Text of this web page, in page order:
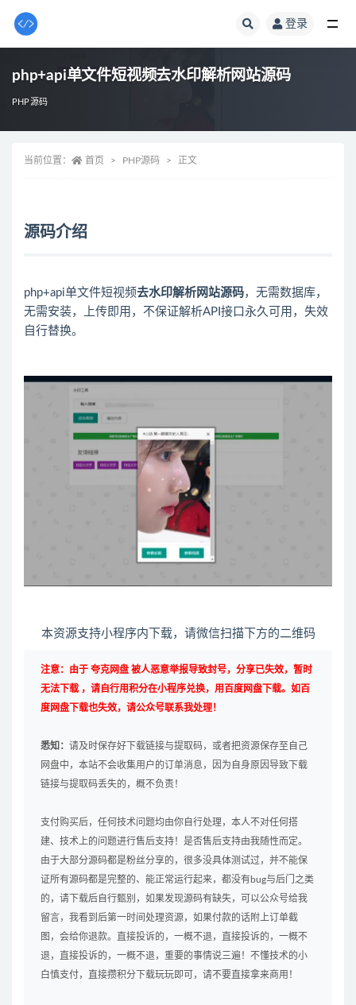
登录
php+api单文件短视频去水印解析网站源码
PHP源码
当前位置： 首页 PHP源码 正文
源码介绍
php+api单文件短视频去水印解析网站源码，无需数据库，
无需安装，上传即用，不保证解析API接口永久可用，失效
自行替换。
本资源支持小程序内下载，请微信扫描下方的二维码
注意：由于 夸克网盘 被人恶意举报导致封号，分享已失效，暂时
无法下载 ，请自行用积分在小程序兑换，用百度网盘下载。如百
度网盘下载也失效，请公众号联系我处理！
悉知： 请及时保存好下载链接与提取码，或者把资源保存至自己
网盘中，本站不会收集用户的订单消息，因为自身原因导致下载
链接与提取码丢失的，概不负责！
支付购买后，任何技术问题均由你自行处理，本人不对任何搭
建、技术上的问题进行售后支持！是否售后支持由我随性而定。
由于大部分源码都是粉丝分享的，很多没具体测试过，并不能保
证所有源码都是完整的、能正常运行起来，都没有bug与后门之类
的，请下载后自行甄别，如果发现源码有缺失，可以公众号给我
留言，我看到后第一时间处理资源，如果付款的话附上订单截
图，会给你退款。直接投诉的，一概不退，直接投诉的，一概不
退，直接投诉的，一概不退，重要的事情说三遍！不懂技术的小
白慎支付，直接攒积分下载玩玩即可，请不要直接拿来商用！